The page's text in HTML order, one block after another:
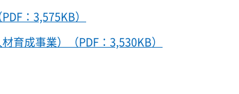
：3,575KB）
育成事業）（PDF：3,530KB）